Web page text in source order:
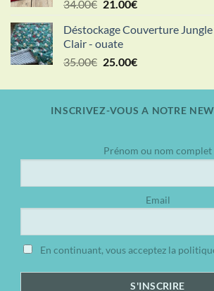
18.00€.15.00€.
34.00€ Le
initial
était :
34.00€.
21.00€Le
actuel
21.00€.
Déstockage Couverture
Clair - ouate
35.00€ Le
initial
était :
25.00€Le
actuel
est :
INSCRIVEZ-VOUS A NOTRE
Prénom ou nom complet
Email
En continuant, vous acceptez la